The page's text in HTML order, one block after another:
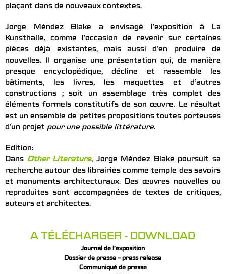
plaçant dans de nouveaux contextes.
Jorge Méndez Blake a envisagé l’exposition à La
Kunsthalle, comme l’occasion de revenir sur certaines
pièces déjà existantes, mais aussi d’en produire de
nouvelles. Il organise une présentation qui, de manière
presque encyclopédique, décline et rassemble les
bâtiments, les livres, les maquettes et d’autres
constructions ; soit un assemblage très complet des
éléments formels constitutifs de son œuvre. Le résultat
est un ensemble de petites propositions toutes porteuses
d’un projet pour une possible littérature.
Edition:
Dans Other Literature, Jorge Méndez Blake poursuit sa
recherche autour des librairies comme temple des savoirs
et monuments architecturaux. Des œuvres nouvelles ou
reproduites sont accompagnées de textes de critiques,
auteurs et architectes.
A TÉLÉCHARGER - DOWNLOAD
Journal de l’exposition
Dossier de presse – press release
Communiqué de presse